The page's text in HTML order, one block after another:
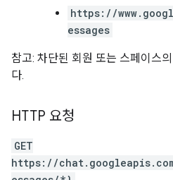
https://
essages
참고: 차단된 회원 또는 스페이스
다.
HTTP 요청
GET
https://